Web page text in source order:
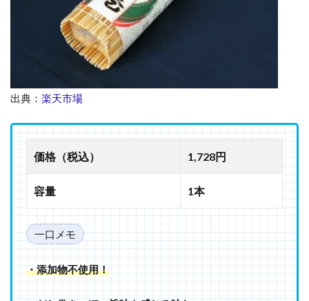
出典： 楽天市場
価格（税込） 1,728円
容量 1本
一口メモ
・添加物不使用！